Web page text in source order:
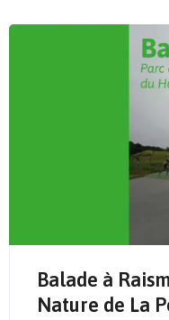
Send Mail
Balade à
Nature de La